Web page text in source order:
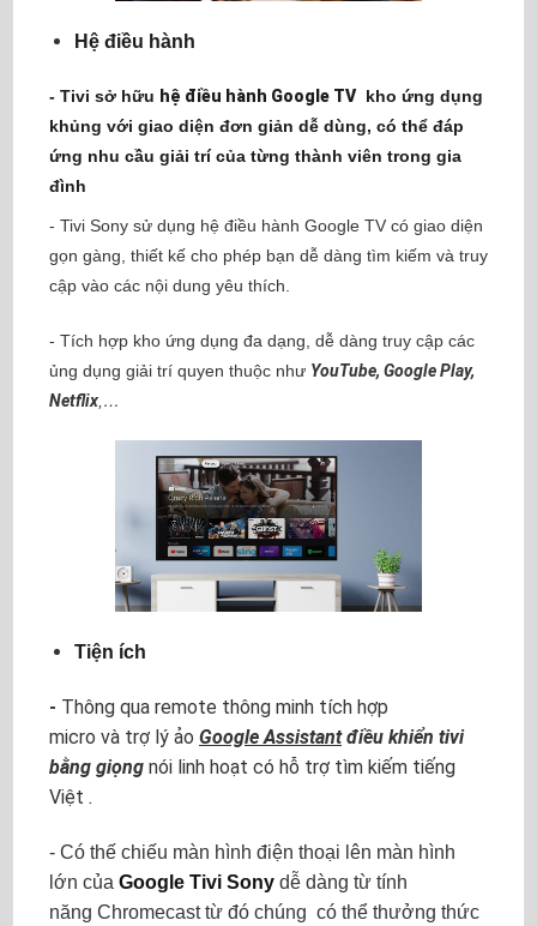
Hệ điều hành
- Tivi sở hữu hệ điều hành Google TVkho ứng dụng
khủng với giao diện đơn giản dễ dùng, có thể đáp
ứng nhu cầu giải trí của từng thành viên trong gia
đình
- Tivi Sony sử dụng hệ điều hành Google TV có giao diện
gọn gàng, thiết kế cho phép bạn dễ dàng tìm kiếm và truy
cập vào các nội dung yêu thích.
- Tích hợp kho ứng dụng đa dạng, dễ dàng truy cập các
ủng dụng giải trí quyen thuộc như YouTube, Google Play,
Netflix,…
Tiện ích
- Thông qua remote thông minh tích hợp
micro và trợ lý ảo Google Assistant điều khiển tivi
bằng giọng nói linh hoạt có hỗ trợ tìm kiếm tiếng
Việt .
- Có thế chiếu màn hình điện thoại lên màn hình
lớn của Google Tivi Sony dễ dàng từ tính
năng Chromecast từ đó chúng có thể thưởng thức